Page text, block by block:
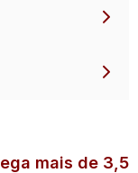
mais de 3,5